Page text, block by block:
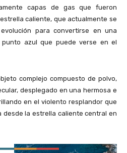
capas de gas que fueron
caliente, que actualmente se
para convertirse en una
azul que puede verse en el
complejo compuesto de polvo,
desplegado en una hermosa e
en el violento resplandor que
la estrella caliente central en